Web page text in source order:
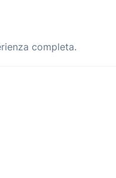
completa.